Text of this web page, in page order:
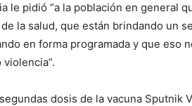
le pidió “a la población en general
la salud, que están brindando un
en forma programada y que eso
dosis de la vacuna Sputnik